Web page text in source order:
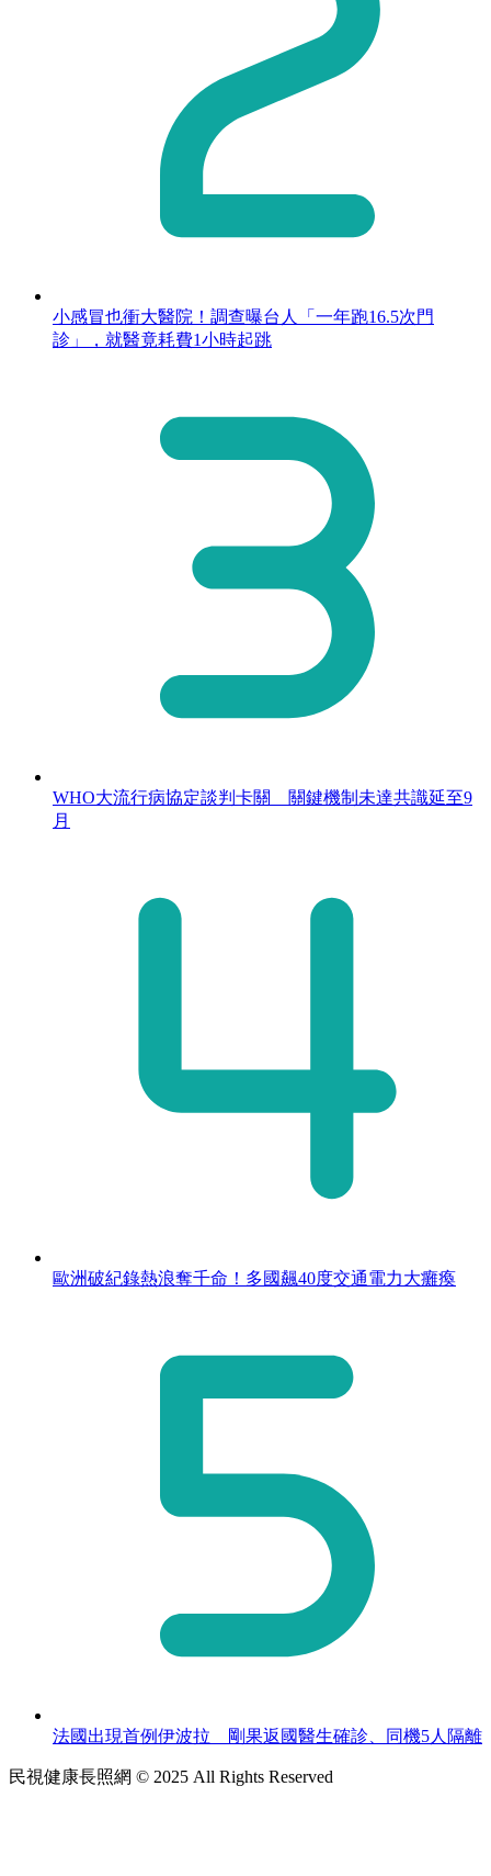
小感冒也衝大醫院！調查曝台人「一年跑16.5次門
診」，就醫竟耗費1小時起跳
WHO大流行病協定談判卡關 關鍵機制未達共識延至9
月
歐洲破紀錄熱浪奪千命！多國飆40度交通電力大癱瘓
法國出現首例伊波拉 剛果返國醫生確診、同機5人隔離
民視健康長照網 © 2025 All Rights Reserved